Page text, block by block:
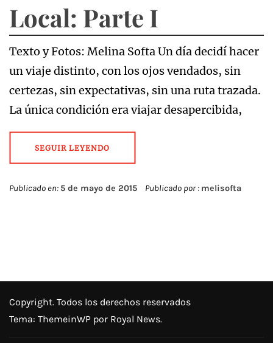
Local: Parte I
Texto y Fotos: Melina Softa Un día decidí hacer
un viaje distinto, con los ojos vendados, sin
certezas, sin expectativas, sin una ruta trazada.
La única condición era viajar desapercibida,
SEGUIR LEYENDO
Publicado en: 5 de mayo de 2015 Publicado por : melisofta
Copyright. Todos los derechos reservados
Tema: ThemeinWP por Royal News.